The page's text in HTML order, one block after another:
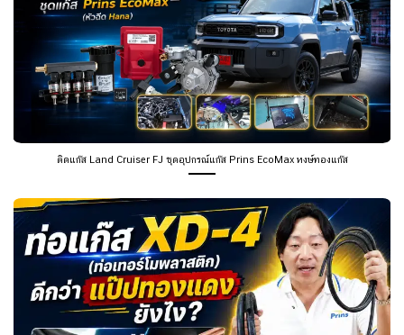
ติดแก๊ส Land Cruiser FJ ชุดอุปกรณ์แก๊ส Prins EcoMax หงษ์ทองแก๊ส